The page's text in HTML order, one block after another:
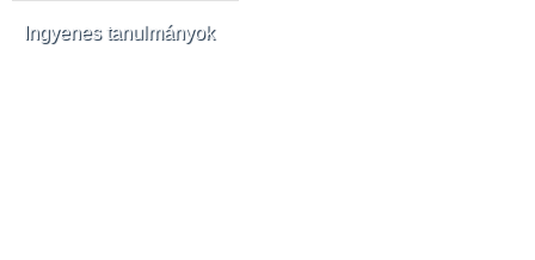
Ingyenes tanulmányok